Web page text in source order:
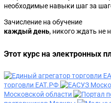
необходимые навыки шаг за
Зачисление на обучение
каждый день, никого ждать не
Этот курс на электронных
торговли ЕАТ.РФ
Московской области